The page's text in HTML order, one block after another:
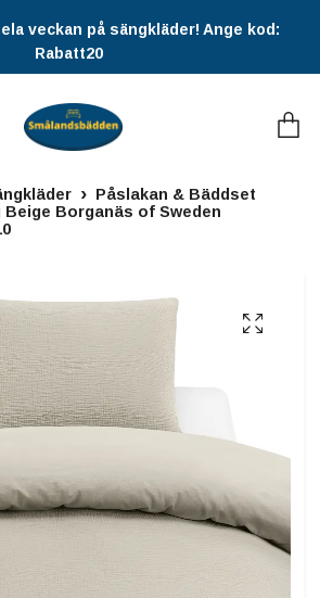
veckan på sängkläder! Ange kod:
Rabatt20
Påslakan & Bäddset
Borganäs of Sweden